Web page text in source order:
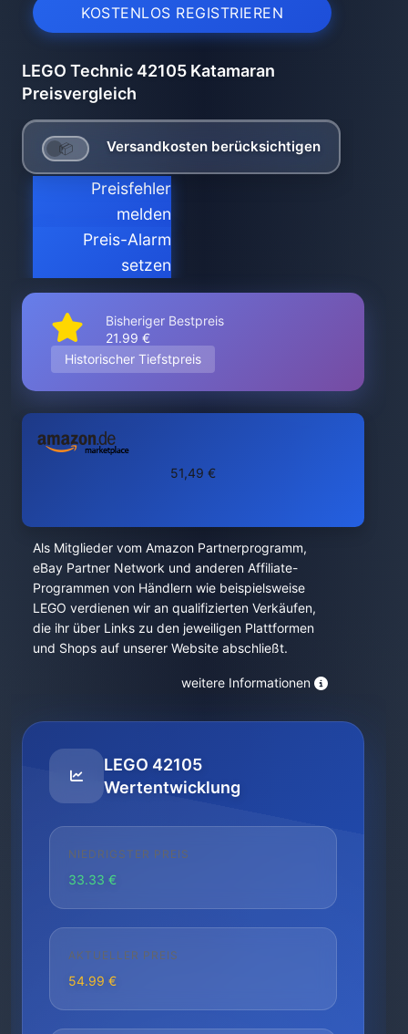
KOSTENLOS REGISTRIEREN
LEGO Technic 42105 Katamaran
Preisvergleich
Versandkosten berücksichtigen
Preisfehler
melden
Preis-Alarm
setzen
Bisheriger Bestpreis
21.99 €
Historischer Tiefstpreis
51,49 €
Als Mitglieder vom Amazon Partnerprogramm,
eBay Partner Network und anderen Affiliate-
Programmen von Händlern wie beispielsweise
LEGO verdienen wir an qualifizierten Verkäufen,
die ihr über Links zu den jeweiligen Plattformen
und Shops auf unserer Website abschließt.
weitere Informationen
LEGO 42105
Wertentwicklung
NIEDRIGSTER PREIS
33.33 €
AKTUELLER PREIS
54.99 €